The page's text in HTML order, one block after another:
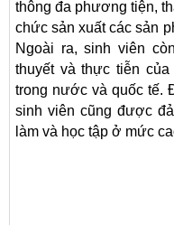
thông đa phương tiện,
chức sản xuất các sản
Ngoài ra, sinh viên
thuyết và thực tiễn
trong nước và quốc tế.
sinh viên cũng được
làm và học tập ở mức